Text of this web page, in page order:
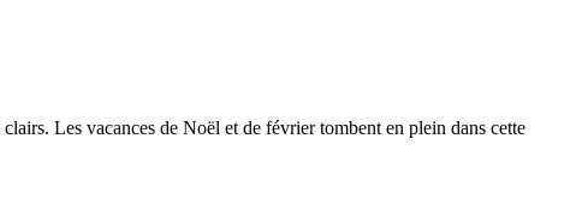
Les vacances de Noël et de février tombent en plein dans cette